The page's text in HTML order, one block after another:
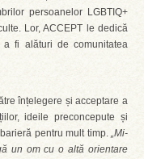
persoanelor LGBTIQ+
Lor, ACCEPT le dedică
fi alături de comunitatea
înțelegere și acceptare a
ideile preconcepute și
pentru mult timp. „Mi-
un om cu o altă orientare